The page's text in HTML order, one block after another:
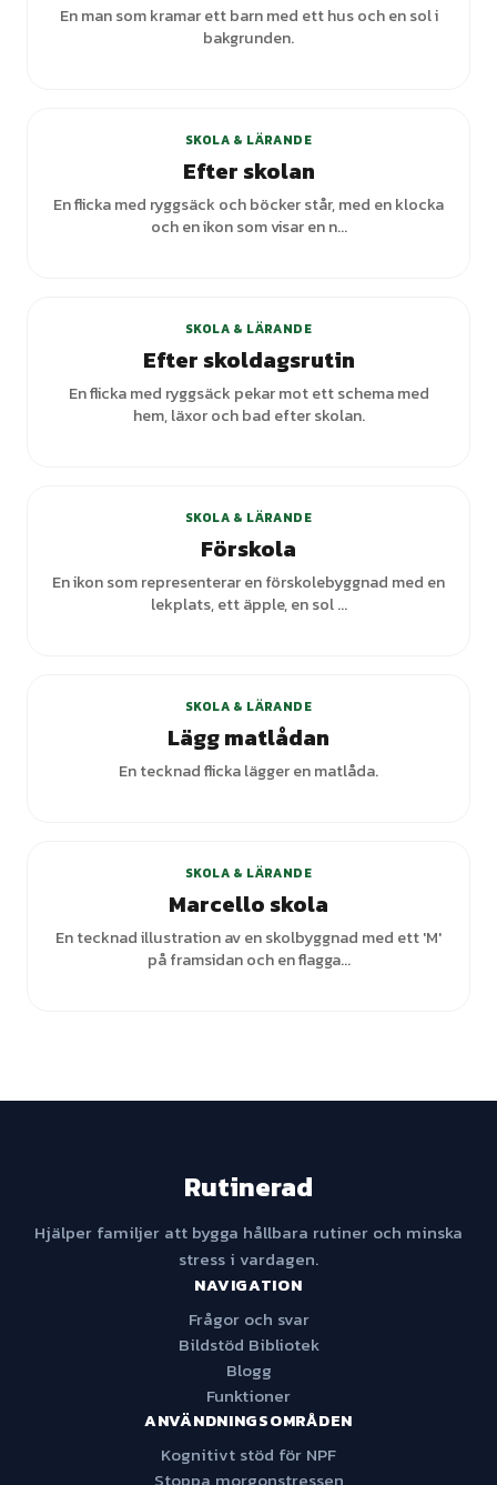
En man som kramar ett barn med ett hus och en sol i
bakgrunden.
SKOLA & LÄRANDE
Efter skolan
En flicka med ryggsäck och böcker står, med en klocka
och en ikon som visar en n...
SKOLA & LÄRANDE
Efter skoldagsrutin
En flicka med ryggsäck pekar mot ett schema med
hem, läxor och bad efter skolan.
SKOLA & LÄRANDE
Förskola
En ikon som representerar en förskolebyggnad med en
lekplats, ett äpple, en sol ...
SKOLA & LÄRANDE
Lägg matlådan
En tecknad flicka lägger en matlåda.
SKOLA & LÄRANDE
Marcello skola
En tecknad illustration av en skolbyggnad med ett 'M'
på framsidan och en flagga...
Rutinerad
Hjälper familjer att bygga hållbara rutiner och minska
stress i vardagen.
NAVIGATION
Frågor och svar
Bildstöd Bibliotek
Blogg
Funktioner
ANVÄNDNINGSOMRÅDEN
Kognitivt stöd för NPF